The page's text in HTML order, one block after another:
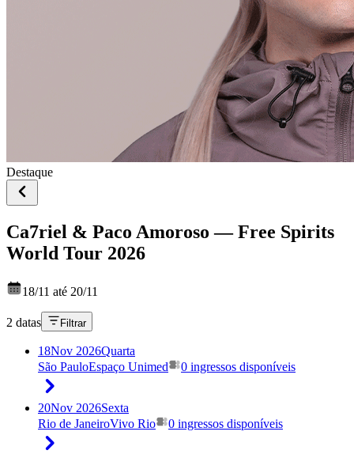
Destaque
Ca7riel & Paco Amoroso — Free Spirits
World Tour 2026
18/11 até 20/11
2 datas Filtrar
18Nov 2026Quarta
São PauloEspaço Unimed 0 ingressos disponíveis
20Nov 2026Sexta
Rio de JaneiroVivo Rio 0 ingressos disponíveis